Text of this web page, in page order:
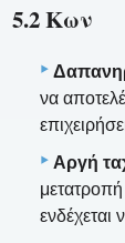
5.2 Κων
να
Αργή
ενδέχεται